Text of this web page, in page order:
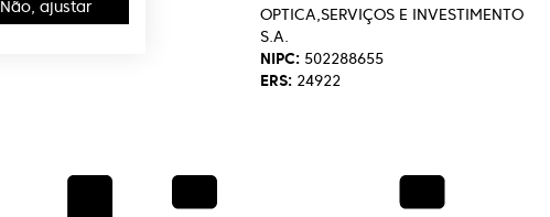
OPTICA,SERVIÇOS E INVESTIMENTO
S.A.
NIPC: 502288655
ERS: 24922
Não, ajustar